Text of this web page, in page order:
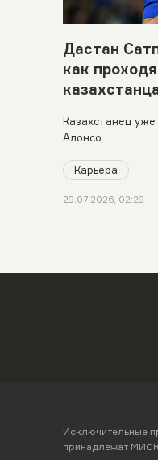
Дастан
как
Казахстанец
Алонсо.
Карьера
29.07.2026, 02:29
Исключительные
принадлежат